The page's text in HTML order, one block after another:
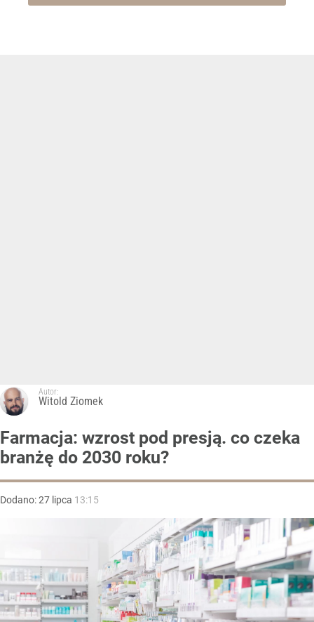
Autor:
Witold Ziomek
Farmacja: wzrost pod presją. co czeka
branżę do 2030 roku?
Dodano:27 lipca 13:15